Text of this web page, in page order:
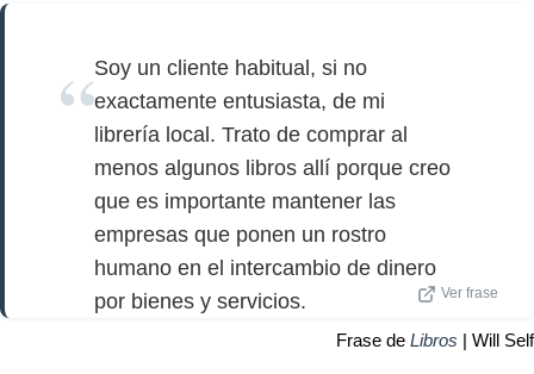
Soy un cliente habitual, si no
exactamente entusiasta, de mi
librería local. Trato de comprar al
menos algunos libros allí porque creo
que es importante mantener las
empresas que ponen un rostro
humano en el intercambio de dinero
por bienes y servicios.
Ver frase
Frase de Libros | Will Self